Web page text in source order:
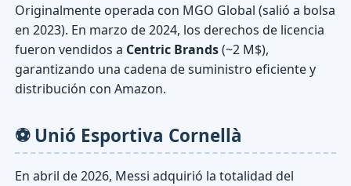
Originalmente operada con MGO Global (salió a bolsa
en 2023). En marzo de 2024, los derechos de licencia
fueron vendidos a Centric Brands(~2 M$),
garantizando una cadena de suministro eficiente y
distribución con Amazon.
⚽ Unió Esportiva Cornellà
En abril de 2026, Messi adquirió la totalidad del